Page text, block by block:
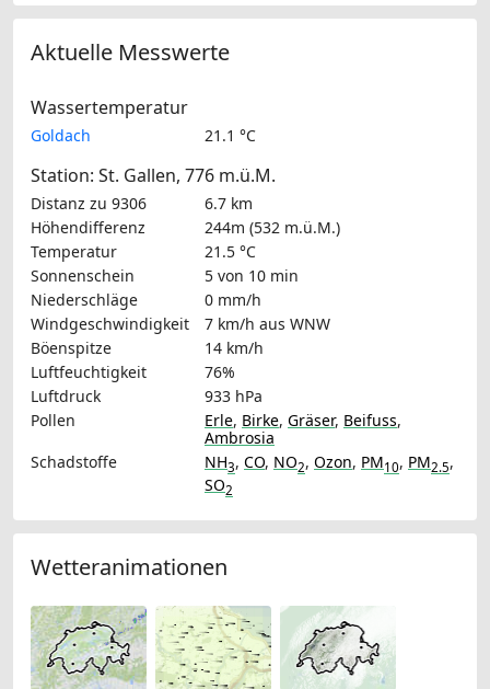
Aktuelle Messwerte
Wassertemperatur
Goldach 21.1 °C
Station: St. Gallen, 776 m.ü.M.
Distanz zu 9306
6.7 km
Höhendifferenz
244m (532 m.ü.M.)
Temperatur
21.5 °C
Sonnenschein
5 von 10 min
Niederschläge
0 mm/h
Windgeschwindigkeit
7 km/h aus WNW
Böenspitze
14 km/h
Luftfeuchtigkeit
76%
Luftdruck
933 hPa
Pollen
Erle, Birke, Gräser, Beifuss,
Ambrosia
Schadstoffe
NH3, CO, NO2, Ozon, PM10, PM2.5,
SO2
Wetteranimationen